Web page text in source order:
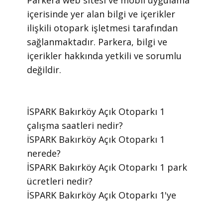
içerisinde yer alan bilgi ve içerikler
ilişkili otopark işletmesi tarafından
sağlanmaktadır. Parkera, bilgi ve
içerikler hakkında yetkili ve sorumlu
değildir.
​İSPARK Bakırköy Açık Otoparkı 1
çalışma saatleri nedir?
​İSPARK Bakırköy Açık Otoparkı 1
nerede?
​İSPARK Bakırköy Açık Otoparkı 1 park
ücretleri nedir?
​İSPARK Bakırköy Açık Otoparkı 1'ye